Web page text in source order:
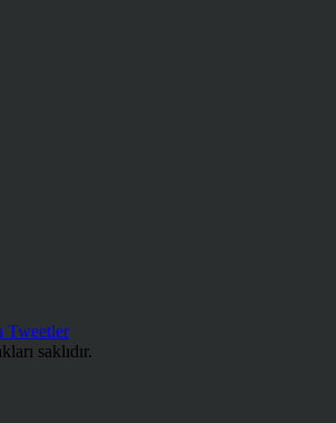
Tweetler
saklıdır.